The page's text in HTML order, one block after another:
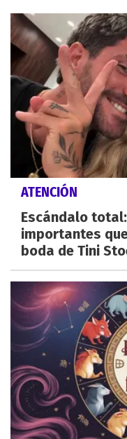
ATENCIÓN
Escándalo
importantes
boda de Tini